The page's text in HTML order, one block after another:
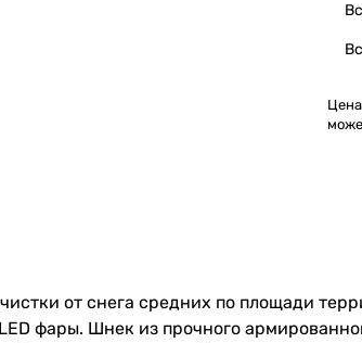
от снега средних по площади
фары. Шнек из прочного